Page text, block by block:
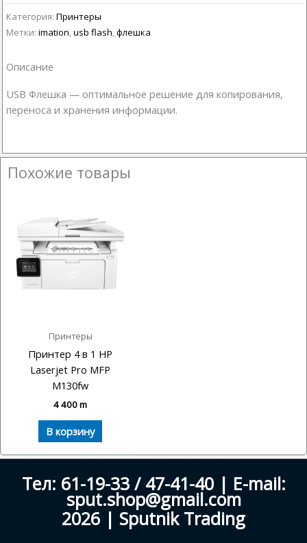
Категория: Принтеры
Метки: imation usb flash флешка
Описание
USB Флешка — оптимальное решение для копирования,
переноса и хранения информации.
Похожие товары
Принтеры
Принтер 4 в 1 HP
Laserjet Pro MFP
M130fw
4 400m
В корзину
Тел: 61-19-33 / 47-41-40 | E-mail:
sput.shop@gmail.com
2026 | Sputnik Trading